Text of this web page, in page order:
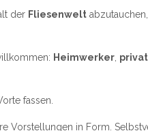
der Fliesenwelt
Heimwerker
fassen.
Vorstellungen in Form.